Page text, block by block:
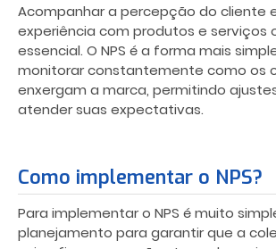
Acompanhar a percepção do cliente
experiência com produtos e serviços
essencial. O NPS é a forma mais
monitorar constantemente como os
enxergam a marca, permitindo
atender suas expectativas.
Como implementar o NPS?
Para implementar o NPS é muito
planejamento para garantir que a